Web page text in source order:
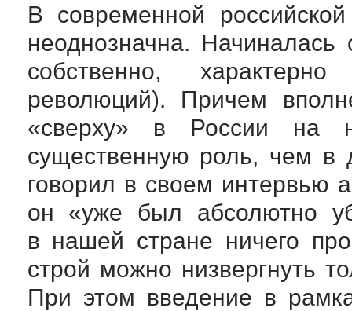
В современной
неоднозначна.
собственно,
революций). Причем
«сверху» в России на
существенную роль, чем в
говорил в своем интервью
он «уже был абсолютно
в нашей стране ничего
строй можно низвергнуть
При этом введение в